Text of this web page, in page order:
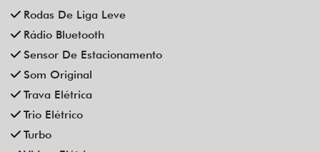
Rodas De Liga Leve
Rádio Bluetooth
Sensor De Estacionamento
Som Original
Trava Elétrica
Trio Elétrico
Turbo